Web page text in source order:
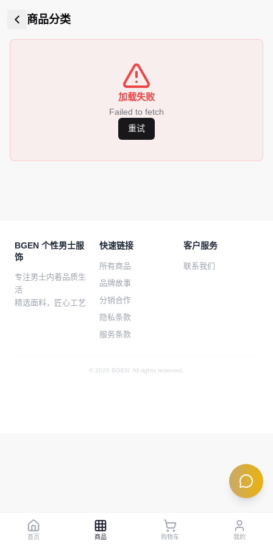
商品分类
加载失败
Failed to fetch
重试
BGEN 个性男士服
饰
专注男士内着品质生
活
精选面料，匠心工艺
快速链接
所有商品
品牌故事
分销合作
隐私条款
服务条款
客户服务
联系我们
© 2026 BGEN. All rights reserved.
首页 商品 购物车 我的